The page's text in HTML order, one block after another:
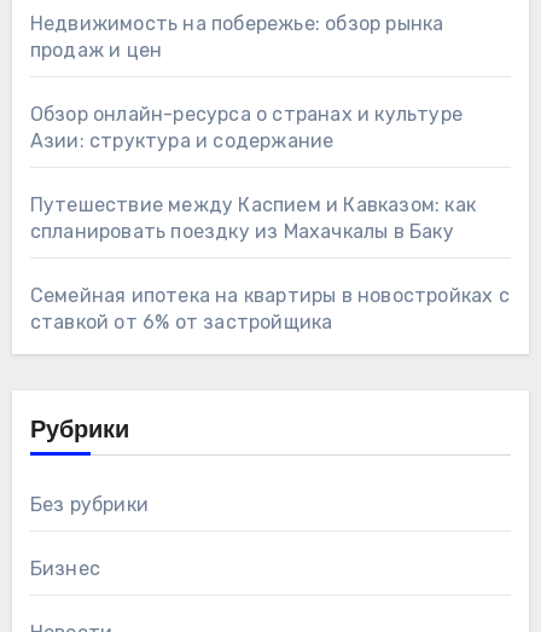
Недвижимость на побережье: обзор рынка
продаж и цен
Обзор онлайн-ресурса о странах и культуре
Азии: структура и содержание
Путешествие между Каспием и Кавказом: как
спланировать поездку из Махачкалы в Баку
Семейная ипотека на квартиры в новостройках с
ставкой от 6% от застройщика
Рубрики
Без рубрики
Бизнес